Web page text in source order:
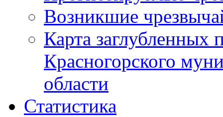
Возникшие
Карта
Красногорского
области
Статистика